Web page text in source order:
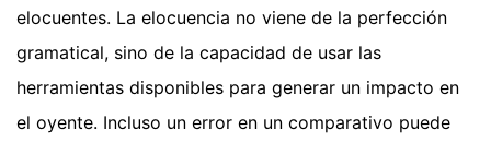
elocuentes. La elocuencia no viene de la perfección
gramatical, sino de la capacidad de usar las
herramientas disponibles para generar un impacto en
el oyente. Incluso un error en un comparativo puede